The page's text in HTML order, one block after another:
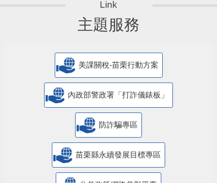
主題服務
美課關稅-苗栗行動方案
內政部警政署「打詐儀錶板」
防詐騙專區
苗栗縣永續發展目標專區